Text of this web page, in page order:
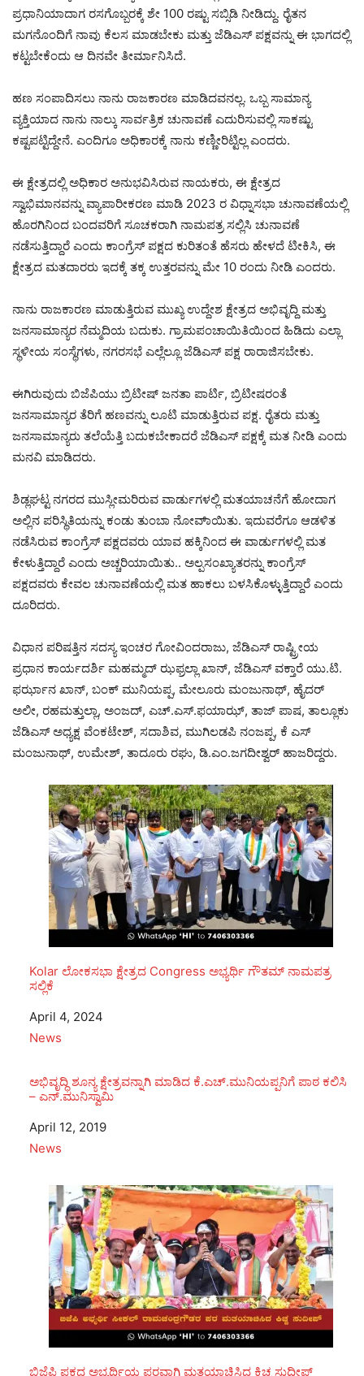
ಪ್ರಧಾನಿಯಾದಾಗ ರಸಗೊಬ್ಬರಕ್ಕೆ ಶೇ 100 ರಷ್ಟು ಸಬ್ಸಿಡಿ ನೀಡಿದ್ದು. ರೈತನ
ಮಗನೊಂದಿಗೆ ನಾವು ಕೆಲಸ ಮಾಡಬೇಕು ಮತ್ತು ಜೆಡಿಎಸ್ ಪಕ್ಷವನ್ನು ಈ ಭಾಗದಲ್ಲಿ
ಕಟ್ಟಬೇಕೆಂದು ಆ ದಿನವೇ ತೀರ್ಮಾನಿಸಿದೆ.
ಹಣ ಸಂಪಾದಿಸಲು ನಾನು ರಾಜಕಾರಣ ಮಾಡಿದವನಲ್ಲ. ಒಬ್ಬ ಸಾಮಾನ್ಯ
ವ್ಯಕ್ತಿಯಾದ ನಾನು ನಾಲ್ಕು ಸಾರ್ವತ್ರಿಕ ಚುನಾವಣೆ ಎದುರಿಸುವಲ್ಲಿ ಸಾಕಷ್ಟು
ಕಷ್ಟಪಟ್ಟಿದ್ದೇನೆ. ಎಂದಿಗೂ ಅಧಿಕಾರಕ್ಕೆ ನಾನು ಕಣ್ಣೀರಿಟ್ಟಿಲ್ಲ ಎಂದರು.
ಈ ಕ್ಷೇತ್ರದಲ್ಲಿ ಅಧಿಕಾರ ಅನುಭವಿಸಿರುವ ನಾಯಕರು, ಈ ಕ್ಷೇತ್ರದ
ಸ್ವಾಭಿಮಾನವನ್ನು ವ್ಯಾಪಾರೀಕರಣ ಮಾಡಿ 2023 ರ ವಿಧ್ನಾಸಭಾ ಚುನಾವಣೆಯಲ್ಲಿ
ಹೊರಗಿನಿಂದ ಬಂದವರಿಗೆ ಸೂಚಕರಾಗಿ ನಾಮಪತ್ರ ಸಲ್ಲಿಸಿ ಚುನಾವಣೆ
ನಡೆಸುತ್ತಿದ್ದಾರೆ ಎಂದು ಕಾಂಗ್ರೆಸ್ ಪಕ್ಷದ ಕುರಿತಂತೆ ಹೆಸರು ಹೇಳದೆ ಟೀಕಿಸಿ, ಈ
ಕ್ಷೇತ್ರದ ಮತದಾರರು ಇದಕ್ಕೆ ತಕ್ಕ ಉತ್ತರವನ್ನು ಮೇ 10 ರಂದು ನೀಡಿ ಎಂದರು.
ನಾನು ರಾಜಕಾರಣ ಮಾಡುತ್ತಿರುವ ಮುಖ್ಯ ಉದ್ದೇಶ ಕ್ಷೇತ್ರದ ಅಭಿವೃದ್ದಿ ಮತ್ತು
ಜನಸಾಮಾನ್ಯರ ನೆಮ್ಮದಿಯ ಬದುಕು. ಗ್ರಾಮಪಂಚಾಯಿತಿಯಿಂದ ಹಿಡಿದು ಎಲ್ಲಾ
ಸ್ಥಳೀಯ ಸಂಸ್ಥೆಗಳು, ನಗರಸಭೆ ಎಲ್ಲೆಲ್ಲೂ ಜೆಡಿಎಸ್ ಪಕ್ಷ ರಾರಾಜಿಸಬೇಕು.
ಈಗಿರುವುದು ಬಿಜೆಪಿಯು ಬ್ರಿಟೀಷ್ ಜನತಾ ಪಾರ್ಟಿ, ಬ್ರಿಟೀಷರಂತೆ
ಜನಸಾಮಾನ್ಯರ ತೆರಿಗೆ ಹಣವನ್ನು ಲೂಟಿ ಮಾಡುತ್ತಿರುವ ಪಕ್ಷ. ರೈತರು ಮತ್ತು
ಜನಸಾಮಾನ್ಯರು ತಲೆಯೆತ್ತಿ ಬದುಕಬೇಕಾದರೆ ಜೆಡಿಎಸ್ ಪಕ್ಷಕ್ಕೆ ಮತ ನೀಡಿ ಎಂದು
ಮನವಿ ಮಾಡಿದರು.
ಶಿಡ್ಲಘಟ್ಟ ನಗರದ ಮುಸ್ಲೀಮರಿರುವ ವಾರ್ಡುಗಳಲ್ಲಿ ಮತಯಾಚನೆಗೆ ಹೋದಾಗ
ಅಲ್ಲಿನ ಪರಿಸ್ಥಿತಿಯನ್ನು ಕಂಡು ತುಂಬಾ ನೋವಾ್ಯಿತು. ಇದುವರೆಗೂ ಆಡಳಿತ
ನಡೆಸಿರುವ ಕಾಂಗ್ರೆಸ್ ಪಕ್ಷದವರು ಯಾವ ಹಕ್ಕಿನಿಂದ ಈ ವಾರ್ಡುಗಳಲ್ಲಿ ಮತ
ಕೇಳುತ್ತಿದ್ದಾರೆ ಎಂದು ಅಚ್ಚರಿಯಾಯಿತು.. ಅಲ್ಪಸಂಖ್ಯಾತರನ್ನು ಕಾಂಗ್ರೆಸ್
ಪಕ್ಷದವರು ಕೇವಲ ಚುನಾವಣೆಯಲ್ಲಿ ಮತ ಹಾಕಲು ಬಳಸಿಕೊಳ್ಳುತ್ತಿದ್ದಾರೆ ಎಂದು
ದೂರಿದರು.
ವಿಧಾನ ಪರಿಷತ್ತಿನ ಸದಸ್ಯ ಇಂಚರ ಗೋವಿಂದರಾಜು, ಜೆಡಿಎಸ್ ರಾಷ್ಟ್ರೀಯ
ಪ್ರಧಾನ ಕಾರ್ಯದರ್ಶಿ ಮಹಮ್ಮದ್ ಝಫ್ರಲ್ಲಾ ಖಾನ್, ಜೆಡಿಎಸ್ ವಕ್ತಾರೆ ಯು.ಟಿ.
ಫರ್ಝಾನ ಖಾನ್, ಬಂಕ್ ಮುನಿಯಪ್ಪ, ಮೇಲೂರು ಮಂಜುನಾಥ್, ಹೈದರ್
ಅಲೀ, ರಹಮತ್ತುಲ್ಲಾ, ಅಂಜದ್, ಎಚ್.ಎಸ್.ಫಯಾಝ್, ತಾಜ್ ಪಾಷ, ತಾಲ್ಲೂಕು
ಜೆಡಿಎಸ್ ಅಧ್ಯಕ್ಷ ವೆಂಕಟೇಶ್, ಸದಾಶಿವ, ಮುಗಿಲಡಪಿ ನಂಜಪ್ಪ, ಕೆ ಎಸ್
ಮಂಜುನಾಥ್, ಉಮೇಶ್, ತಾದೂರು ರಘು, ಡಿ.ಎಂ.ಜಗದೀಶ್ವರ್ ಹಾಜರಿದ್ದರು.
Kolar ಲೋಕಸಭಾ ಕ್ಷೇತ್ರದ Congress ಅಭ್ಯರ್ಥಿ ಗೌತಮ್ ನಾಮಪತ್ರ
ಸಲ್ಲಿಕೆ
Date
April 4, 2024
In relation to
News
ಅಭಿವೃದ್ಧಿ ಶೂನ್ಯ ಕ್ಷೇತ್ರವನ್ನಾಗಿ ಮಾಡಿದ ಕೆ.ಎಚ್.ಮುನಿಯಪ್ಪನಿಗೆ ಪಾಠ ಕಲಿಸಿ
– ಎನ್.ಮುನಿಸ್ವಾಮಿ
Date
April 12, 2019
In relation to
News
ಬಿಜೆಪಿ ಪಕ್ಷದ ಅಭ್ಯರ್ಥಿಯ ಪರವಾಗಿ ಮತಯಾಚಿಸಿದ ಕಿಚ್ಚ ಸುದೀಪ್